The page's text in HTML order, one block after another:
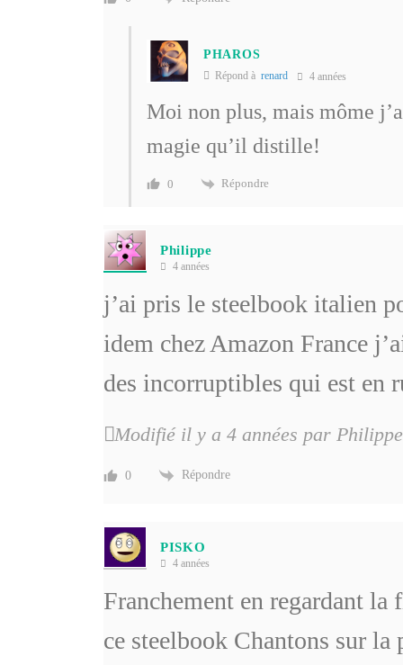
PHAROS
Répond à renard 4 années
Moi non plus, mais môme
magie qu’il distille!
0 Répondre
Philippe
4 années
j’ai pris le steelbook italien
idem chez Amazon France
des incorruptibles qui est en
Modifié il y a 4 années par Philippe
0 Répondre
PISKO
4 années
Franchement en regardant
ce steelbook Chantons sur